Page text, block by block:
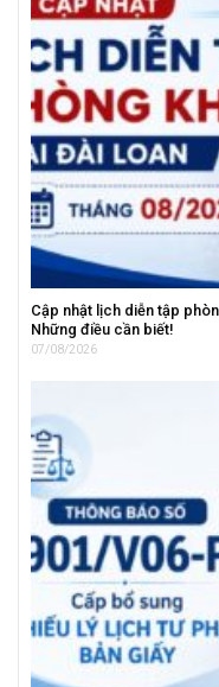
Cập nhật lịch diễn tập
Những điều cần biết!
07/08/2026